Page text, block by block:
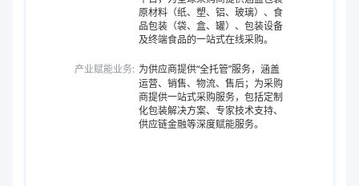
原材料（纸、塑、铝、玻璃）、食
品包装（袋、盒、罐）、包装设备
及终端食品的一站式在线采购。
产业赋能业务: 为供应商提供“全托管”服务，涵盖
运营、销售、物流、售后；为采购
商提供一站式采购服务，包括定制
化包装解决方案、专家技术支持、
供应链金融等深度赋能服务。